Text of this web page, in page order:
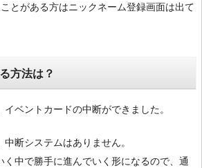
とがある方はニックネーム登録画面は出て
方法は？
ベントカードの中断ができました。
断システムはありません。
く中で勝手に進んでいく形になるので、通